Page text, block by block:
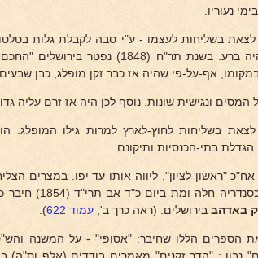
נעוריו.
בשליחות לעצמו - ע"י סבה לקבלת גלות
נפטר בירושלים "החכם באשי" ר'
אף-על-פי שהיה אז כבר זקן מופלג, כבן
ונגישית שונות. נוסף לכן היה אז זרם עליה
בשליחות לחוץ-לארץ למרות גילו המופלג.
בתי-הכנסיות ותיקונם.
"ראשון לציון", ליווה אותו עד יפו. במצרים
מאות לישי'ט, אולם
באדהב בירושלים. (ראה כרך ב', עמוד 622 ).
את הספרים הללו שחיבר: "אסופי" - על המשנה